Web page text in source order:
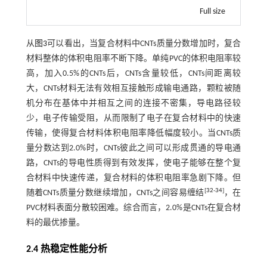
Full size
从 图3可以看出，当复合材料中CNTs质量分数增加时，复合
材料整体的体积电阻率不断下降。单纯PVC的体积电阻率较
高，加入0.5%的CNTs后，CNTs含量较低，CNTs间距离较
大，CNTs材料无法有效相互接触形成输电通路，颗粒被随
机分布在基体中并相互之间的连接不密集，导电路径较
少，电子传输受阻，从而限制了电子在复合材料中的快速
传输，使得复合材料体积电阻率降低幅度较小。当CNTs质
量分数达到2.0%时，CNTs彼此之间可以形成贯通的导电通
路，CNTs的导电性质得到有效发挥，使电子能够在整个复
合材料中快速传递，复合材料的体积电阻率急剧下降。但
随着CNTs质量分数继续增加，CNTs之间容易缠结 [32-34]，在
PVC材料表面分散较困难。综合而言，2.0%是CNTs在复合材
料的最优掺量。
2.4 热稳定性能分析